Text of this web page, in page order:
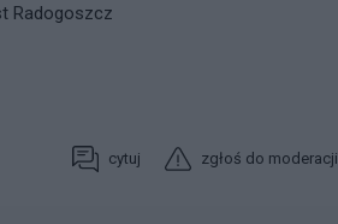
Radogoszcz
cytuj zgłoś do moderacji